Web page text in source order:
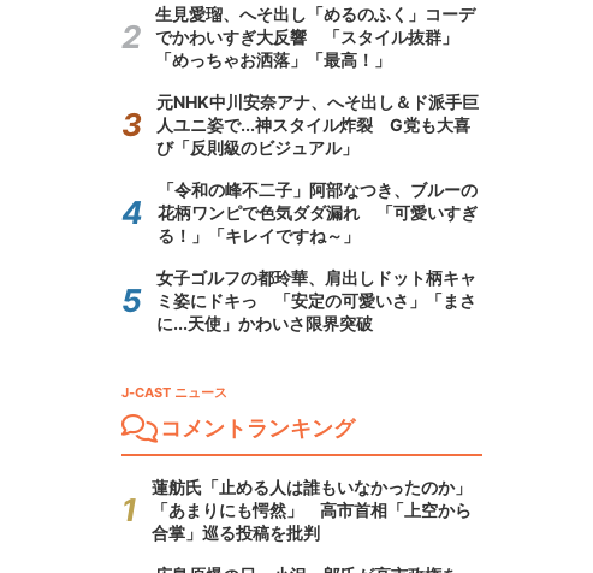
生見愛瑠、へそ出し「めるのふく」コーデ
でかわいすぎ大反響 「スタイル抜群」
「めっちゃお洒落」「最高！」
元NHK中川安奈アナ、へそ出し＆ド派手巨
人ユニ姿で...神スタイル炸裂 G党も大喜
び「反則級のビジュアル」
「令和の峰不二子」阿部なつき、ブルーの
花柄ワンピで色気ダダ漏れ 「可愛いすぎ
る！」「キレイですね～」
女子ゴルフの都玲華、肩出しドット柄キャ
ミ姿にドキっ 「安定の可愛いさ」「まさ
に...天使」かわいさ限界突破
J-CAST ニュース
コメントランキング
蓮舫氏「止める人は誰もいなかったのか」
「あまりにも愕然」 高市首相「上空から
合掌」巡る投稿を批判